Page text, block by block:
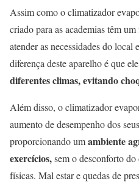
Assim como o climatizador
criado para as academias têm
atender as necessidades do
diferença deste aparelho é que
diferentes climas, evitando
Além disso, o climatizador
aumento de desempenho dos
proporcionando umambiente
exercícios,sem o desconforto
físicas. Mal estar e quedas de